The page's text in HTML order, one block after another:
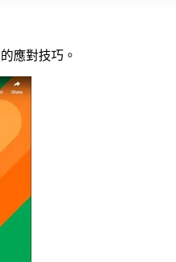
應對技巧。